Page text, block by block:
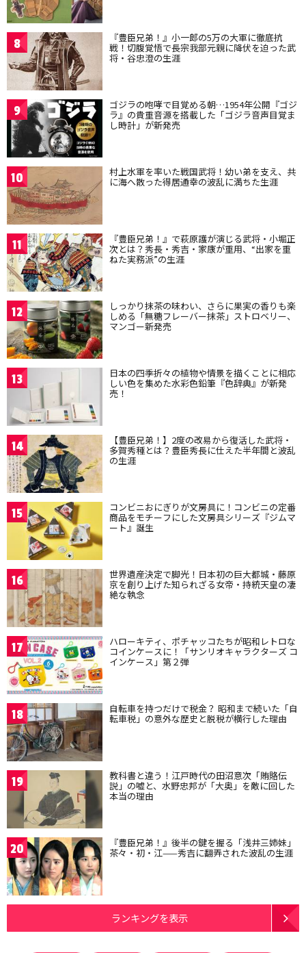
8 『豊臣兄弟！』小一郎の5万の大軍に徹底抗
戦！切腹覚悟で長宗我部元親に降伏を迫った武
将・谷忠澄の生涯
9 ゴジラの咆哮で目覚める朝…1954年公開『ゴジ
ラ』の貴重音源を搭載した「ゴジラ音声目覚ま
し時計」が新発売
10 村上水軍を率いた戦国武将！幼い弟を支え、共
に海へ散った得居通幸の波乱に満ちた生涯
11 『豊臣兄弟！』で萩原護が演じる武将・小堀正
次とは？秀長・秀吉・家康が重用、“出家を重
ねた実務派”の生涯
12 しっかり抹茶の味わい、さらに果実の香りも楽
しめる「無糖フレーバー抹茶」ストロベリー、
マンゴー新発売
13 日本の四季折々の植物や情景を描くことに相応
しい色を集めた水彩色鉛筆『色辞典』が新発
売！
14 【豊臣兄弟！】2度の改易から復活した武将・
多賀秀種とは？豊臣秀長に仕えた半年間と波乱
の生涯
15 コンビニおにぎりが文房具に！コンビニの定番
商品をモチーフにした文房具シリーズ『ジムマ
ート』誕生
16 世界遺産決定で脚光！日本初の巨大都城・藤原
京を創り上げた知られざる女帝・持統天皇の凄
絶な執念
17 ハローキティ、ポチャッコたちが昭和レトロな
コインケースに！「サンリオキャラクターズ コ
インケース」第２弾
18 自転車を持つだけで税金？ 昭和まで続いた「自
転車税」の意外な歴史と脱税が横行した理由
19 教科書と違う！江戸時代の田沼意次「賄賂伝
説」の嘘と、水野忠邦が「大奥」を敵に回した
本当の理由
20 『豊臣兄弟！』後半の鍵を握る「浅井三姉妹」
茶々・初・江——秀吉に翻弄された波乱の生涯
ランキングを表示